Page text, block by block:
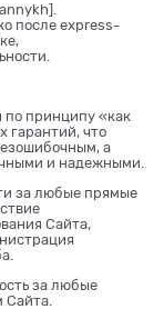
].
после express-
по принципу «как
гарантий, что
а
и надежными.
за любые прямые
Сайта,
за любые
Сайта.